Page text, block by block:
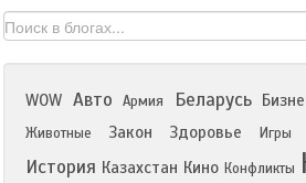
WOW Авто Армия Беларусь
Животные
Закон Здоровье Игры
История Казахстан Кино Конфликты